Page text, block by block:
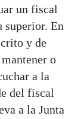
un fiscal
superior. En
y de
o
a la
del fiscal
a la Junta